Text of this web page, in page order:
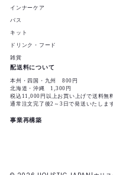
インナーケア
バス
キット
ドリンク・フード
雑貨
配送料について
本州・四国・九州 800円
北海道・沖縄 1,300円
税込11,000円以上お買い上げで送料無
通常注文完了後2～3日で発送いたします
事業再構築